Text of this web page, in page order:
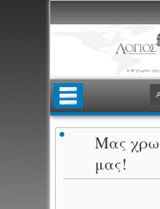
Μας
μας!